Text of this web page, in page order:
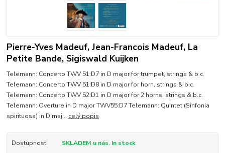
Pierre-Yves Madeuf, Jean-Francois Madeuf, La
Petite Bande, Sigiswald Kuijken
Telemann: Concerto TWV 51:D7 in D major for trumpet, strings & b.c.
Telemann: Concerto TWV 51:D8 in D major for horn, strings & b.c.
Telemann: Concerto TWV 52:D1 in D major for 2 horns, strings & b.c.
Telemann: Overture in D major TWV55:D7 Telemann: Quintet (Sinfonia
spirituosa) in D maj... celý popis
Dostupnost SKLADEM u nás. In stock